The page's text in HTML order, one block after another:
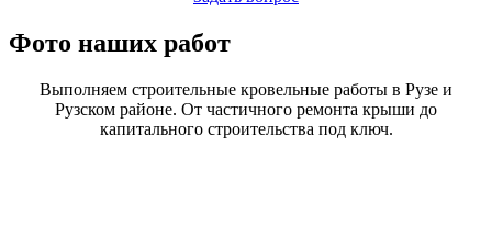
Фото наших работ
Выполняем строительные кровельные работы в Рузе и
Рузском районе. От частичного ремонта крыши до
капитального строительства под ключ.